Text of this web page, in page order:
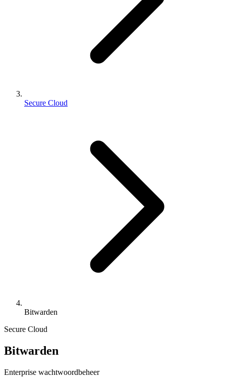
Secure Cloud
Bitwarden
Secure Cloud
Bitwarden
Enterprise wachtwoordbeheer